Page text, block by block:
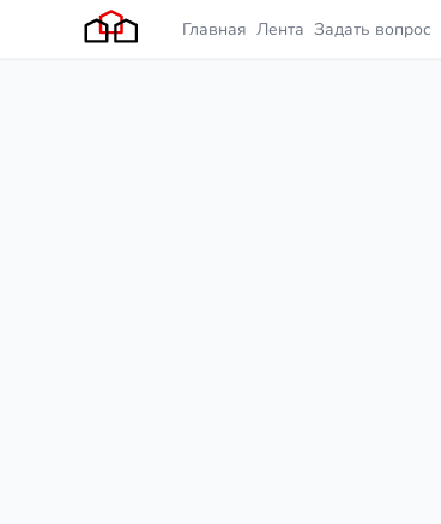
Главная Лента Задать вопрос